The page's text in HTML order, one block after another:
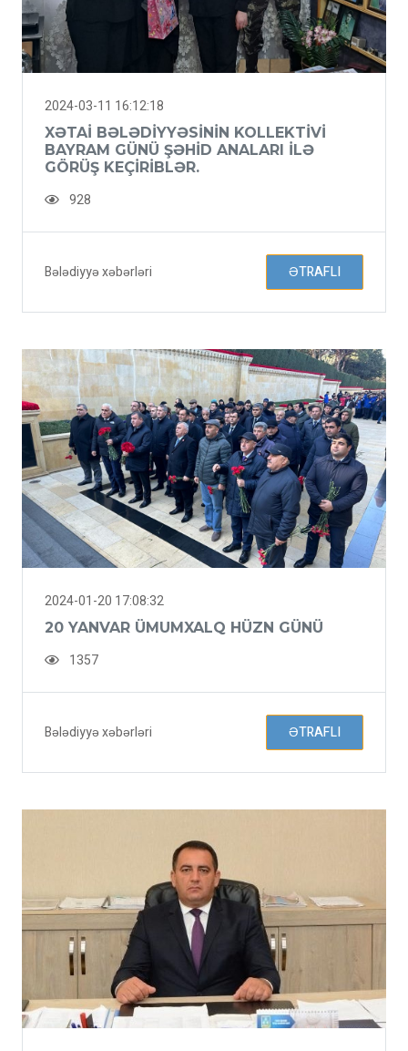
2024-03-11 16:12:18
XƏTAI BƏLƏDIYYƏSININ KOLLEKTIVI
BAYRAM GÜNÜ ŞƏHID ANALARI ILƏ
GÖRÜŞ KEÇIRIBLƏR.
928
Bələdiyyə xəbərləri ƏTRAFLI
2024-01-20 17:08:32
20 YANVAR ÜMUMXALQ HÜZN GÜNÜ
1357
Bələdiyyə xəbərləri ƏTRAFLI